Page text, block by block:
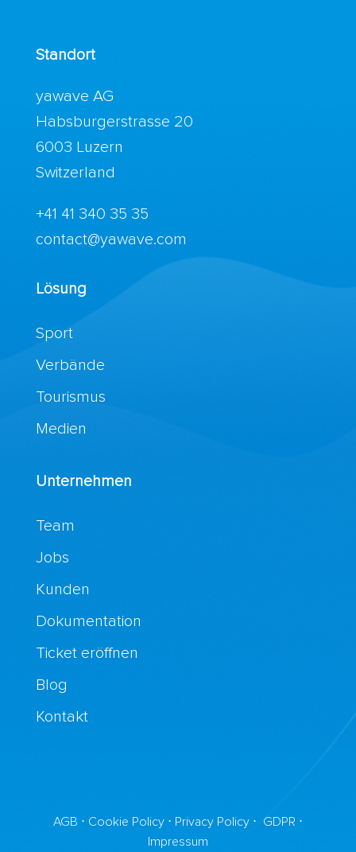
Standort
yawave AG
Habsburgerstrasse 20
6003 Luzern
Switzerland
+41 41 340 35 35
contact@yawave.com
Lösung
Sport
Verbände
Tourismus
Medien
Unternehmen
Team
Jobs
Kunden
Dokumentation
Ticket eröffnen
Blog
Kontakt
AGB ⋅ Cookie Policy⋅ Privacy Policy⋅ GDPR ⋅
Impressum